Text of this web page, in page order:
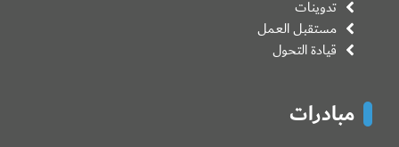
تدوينات
مستقبل العمل
قيادة التحول
مبادرات